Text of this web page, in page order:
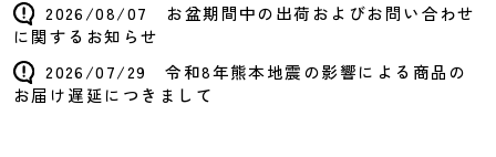
2026/08/07 お盆期間中の出荷およびお問い合わせ
に関するお知らせ
2026/07/29 令和8年熊本地震の影響による商品の
お届け遅延につきまして